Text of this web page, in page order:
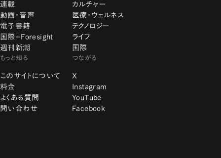
連載
動画・音声
電子書籍
国際+Foresight
週刊新潮
カルチャー
医療・ウェルネス
テクノロジー
ライフ
国際
もっと知る
このサイトについて
料金
よくある質問
問い合わせ
つながる
X
Instagram
YouTube
Facebook